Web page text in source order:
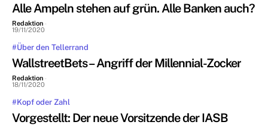
Alle Ampeln stehen auf grün. Alle Banken auch?
Redaktion -
19/11/2020
#Über den Tellerrand
WallstreetBets – Angriff der Millennial-Zocker
Redaktion -
18/11/2020
#Kopf oder Zahl
Vorgestellt: Der neue Vorsitzende der IASB